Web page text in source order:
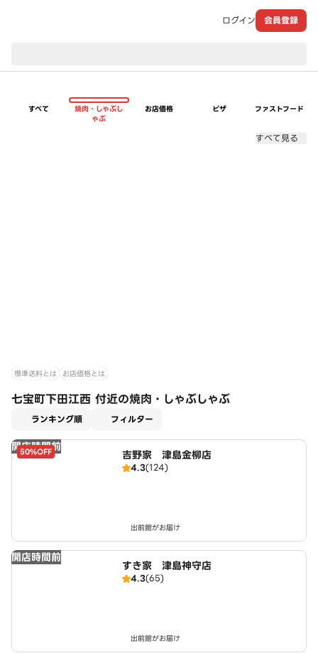
ログイン 会員登録
すべて
焼肉・しゃぶし
ゃぶ
お店価格 ピザ ファストフード
すべて見る
標準送料とは お店価格とは
七宝町下田江西 付近の焼肉・しゃぶしゃぶ
ランキング順 フィルター
開店時間前
50%OFF 吉野家 津島金柳店
4.3(124)
出前館がお届け
開店時間前
すき家 津島神守店
4.3(65)
出前館がお届け